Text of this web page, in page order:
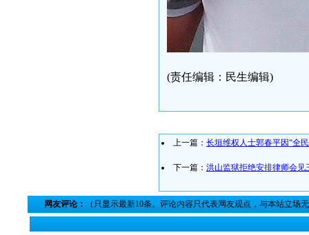
(责任编辑：民生编辑)
上一篇： 长垣维权人士郭春平因“全
下一篇： 洪山监狱拒绝安排律师会见
网友评论： （只显示最新10条。评论内容只代表网友观点，与本站立场